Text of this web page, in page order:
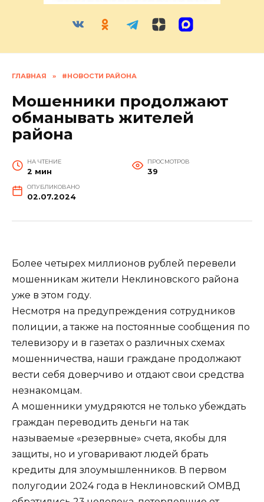
ГЛАВНАЯ » #НОВОСТИ РАЙОНА
Мошенники продолжают
обманывать жителей
района
НА ЧТЕНИЕ
2 мин
ПРОСМОТРОВ
39
ОПУБЛИКОВАНО
02.07.2024
Более четырех миллионов рублей перевели
мошенникам жители Неклиновского района
уже в этом году.
Несмотря на предупреждения сотрудников
полиции, а также на постоянные сообщения по
телевизору и в газетах о различных схемах
мошенничества, наши граждане продолжают
вести себя доверчиво и отдают свои средства
незнакомцам.
А мошенники умудряются не только убеждать
граждан переводить деньги на так
называемые «резервные» счета, якобы для
защиты, но и уговаривают людей брать
кредиты для злоумышленников. В первом
полугодии 2024 года в Неклиновский ОМВД